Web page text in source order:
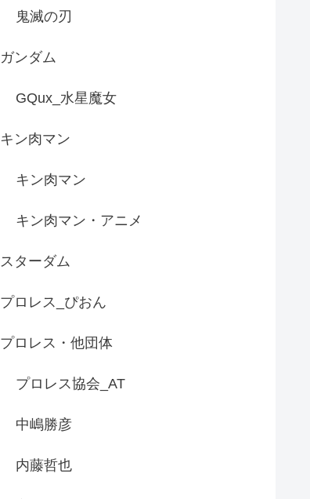
鬼滅の刃
ガンダム
GQux_水星魔女
キン肉マン
キン肉マン
キン肉マン・アニメ
スターダム
プロレス_ぴおん
プロレス・他団体
プロレス協会_AT
中嶋勝彦
内藤哲也